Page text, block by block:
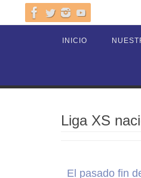
al
INICIO
Liga XS
El pasado fin